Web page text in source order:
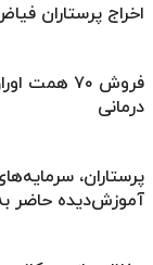
اخراج پرستاران
فروش ۷۰
درمانی
پرستاران،
آموزش‌دیده حاضر